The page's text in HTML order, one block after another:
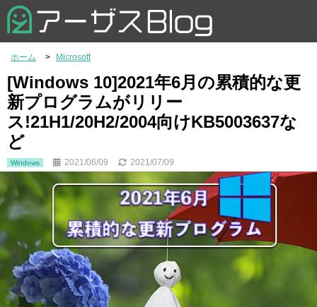
ホーム Microsoft
[Windows 10]2021年6月の累積的な更
新プログラムがリリー
ス!21H1/20H2/2004向けKB5003637な
ど
Windows 2021/06/09 2021/07/09